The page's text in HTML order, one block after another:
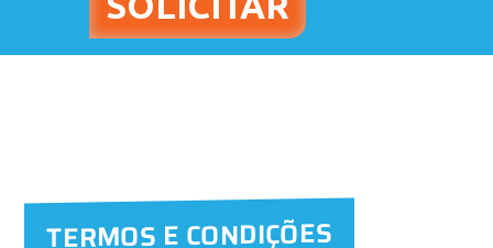
TERMOS E CONDIÇÕES